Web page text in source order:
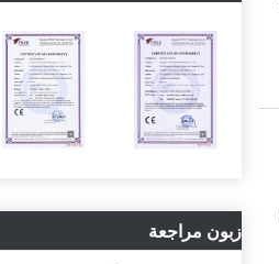
زبون مراجعة